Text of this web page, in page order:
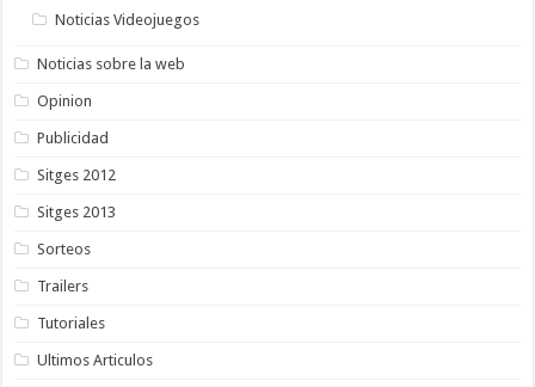
Noticias Videojuegos
Noticias sobre la web
Opinion
Publicidad
Sitges 2012
Sitges 2013
Sorteos
Trailers
Tutoriales
Ultimos Articulos